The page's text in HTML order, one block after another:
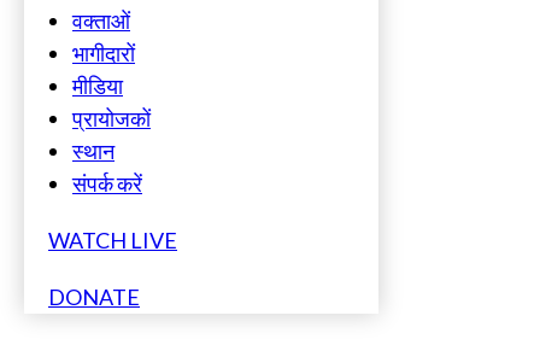
वक्ताओं
भागीदारों
मीडिया
प्रायोजकों
स्थान
संपर्क करें
WATCH LIVE
DONATE